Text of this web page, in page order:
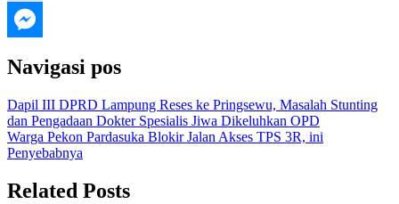
Navigasi pos
Dapil III DPRD Lampung Reses ke Pringsewu, Masalah Stunting
dan Pengadaan Dokter Spesialis Jiwa Dikeluhkan OPD
Warga Pekon Pardasuka Blokir Jalan Akses TPS 3R, ini
Penyebabnya
Related Posts